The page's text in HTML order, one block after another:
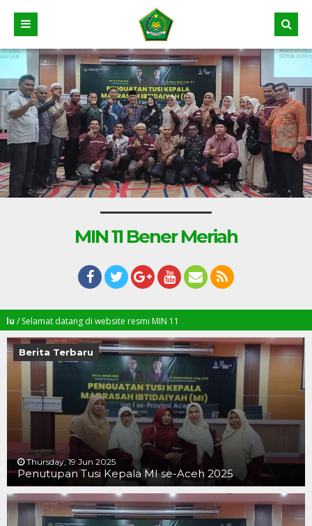
MIN 11 Bener Meriah
datang di website resmi MIN 11
Berita Terbaru
Thursday, 19 Jun 2025
Penutupan Tusi Kepala MI se-Aceh 2025